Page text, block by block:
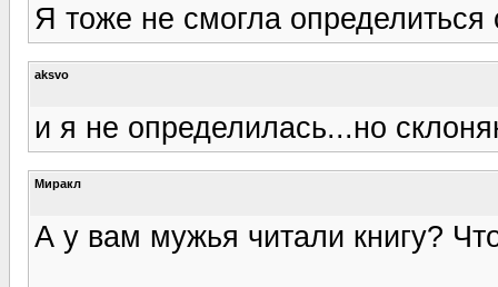
Я тоже не смогла
aksvo
и я не определилась...но
Миракл
А у вам мужья читали книгу?